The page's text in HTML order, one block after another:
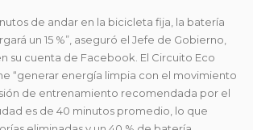
de andar en la bicicleta fija, la batería
un 15 %”, aseguró el Jefe de Gobierno,
su cuenta de Facebook. El Circuito Eco
“generar energía limpia con el movimiento
de entrenamiento recomendada por el
es de 40 minutos promedio, lo que